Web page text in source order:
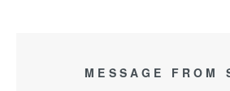
MESSAGE FROM